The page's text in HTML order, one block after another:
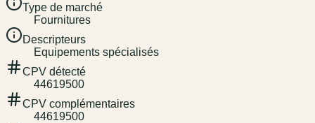
Type de marché
Fournitures
Descripteurs
Equipements spécialisés
CPV détecté
44619500
CPV complémentaires
44619500